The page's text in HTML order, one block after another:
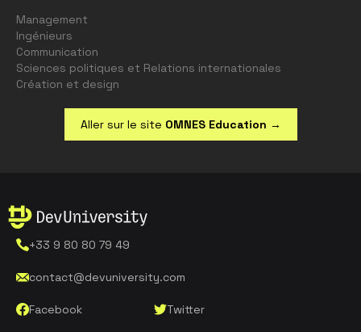
Management
Ingénieurs
Communication
Sciences politiques et Relations internationales
Création et design
Aller sur le site OMNES Education →
+33 9 80 80 79 49
contact@devuniversity.com
Facebook Twitter